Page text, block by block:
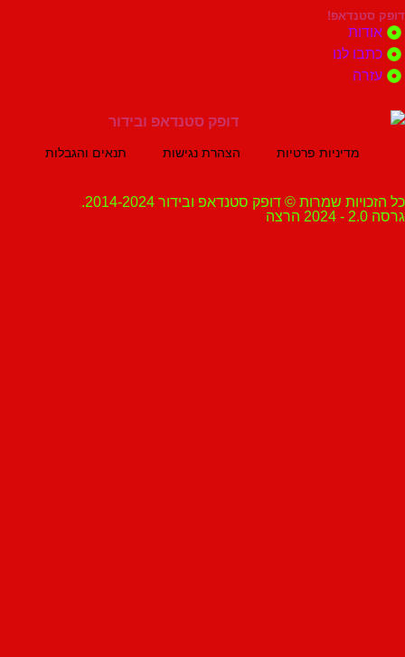
לנו
מדיניות פרטיות הצהרת נגישות תנאים והגבלות
שמרות © דופק סטנדאפ ובידור 2014-2024.